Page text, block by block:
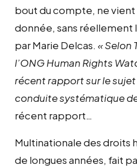
bout du compte, ne
donnée, sans réellement
par Marie Delcas. « Selon
l’ONG Human Rights
récent rapport sur le sujet
conduite systématique
récent rapport…
Multinationale des droits
de longues années, fait